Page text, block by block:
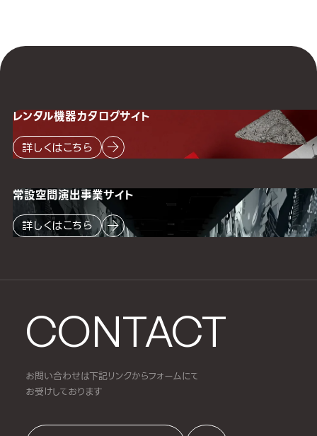
CONTACT
お問い合わせは下記リンクからフォームにて
お受けしております
レンタル機器カタログサイト
詳しくはこちら
常設空間演出事業サイト
詳しくはこちら